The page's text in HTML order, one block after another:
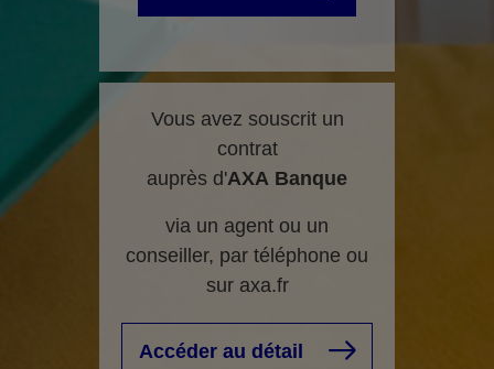
Vous avez souscrit un
contrat
auprès d'AXA Banque
via un agent ou un
conseiller, par téléphone ou
sur axa.fr
Accéder au détail